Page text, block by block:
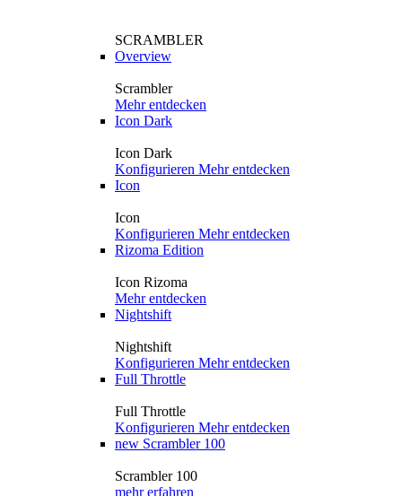
SCRAMBLER
Overview
Scrambler
Mehr entdecken
Icon Dark
Icon Dark
Konfigurieren Mehr entdecken
Icon
Icon
Konfigurieren Mehr entdecken
Rizoma Edition
Icon Rizoma
Mehr entdecken
Nightshift
Nightshift
Konfigurieren Mehr entdecken
Full Throttle
Full Throttle
Konfigurieren Mehr entdecken
new Scrambler 100
Scrambler 100
mehr erfahren